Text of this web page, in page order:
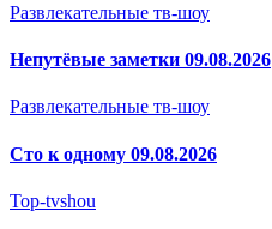
Развлекательные тв-шоу
Непутёвые заметки 09.08.2026
Развлекательные тв-шоу
Сто к одному 09.08.2026
Top-tvshou